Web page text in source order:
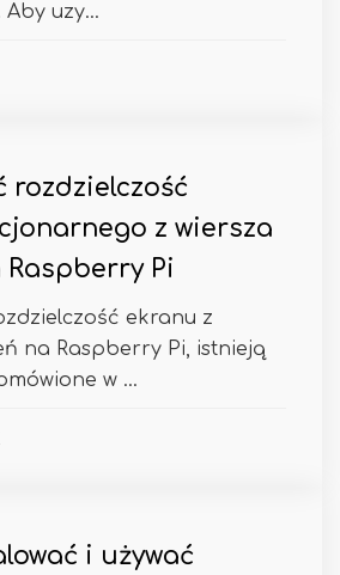
uzy...
rozdzielczość
z wiersza
Pi
ekranu z
na Raspberry Pi, istnieją
w ...
i używać